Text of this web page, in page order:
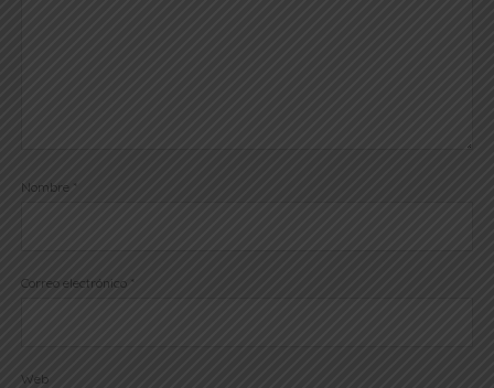
Nombre *
Correo electrónico *
Web